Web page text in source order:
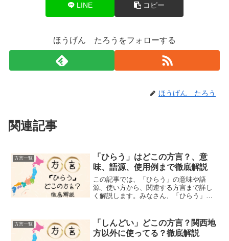
LINE コピー
ほうげん たろうをフォローする
ほうげん たろう
関連記事
方言一覧
「ひらう」はどこの方言？、意
味、語源、使用例まで徹底解説
この記事では、「ひらう」の意味や語
源、使い方から、関連する方言まで詳し
く解説します。みなさん、「ひらう」と
を持つ方もいるかもしれません。実は、
「ひらう」は九州地方、特に...
方言一覧
「しんどい」どこの方言？関西地
方以外に使ってる？徹底解説